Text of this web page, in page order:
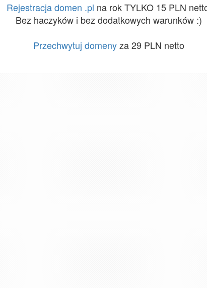
Rejestracja domen .pl na rok TYLKO 15 PLN
Bez haczyków i bez dodatkowych warunków :)
Przechwytuj domenyza 29 PLN netto